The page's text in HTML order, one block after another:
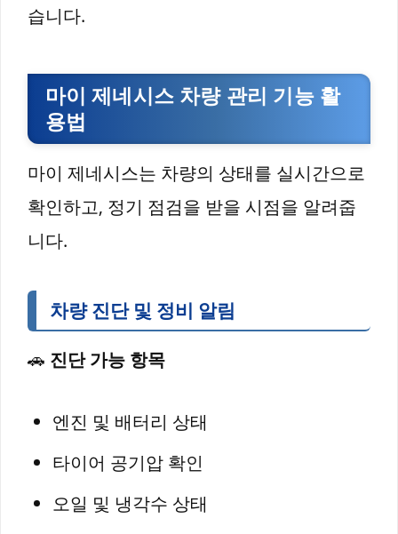
습니다.
마이 제네시스 차량 관리 기능 활
용법
마이 제네시스는 차량의 상태를 실시간으로
확인하고, 정기 점검을 받을 시점을 알려줍
니다.
차량 진단 및 정비 알림
🚗 진단 가능 항목
엔진 및 배터리 상태
타이어 공기압 확인
오일 및 냉각수 상태